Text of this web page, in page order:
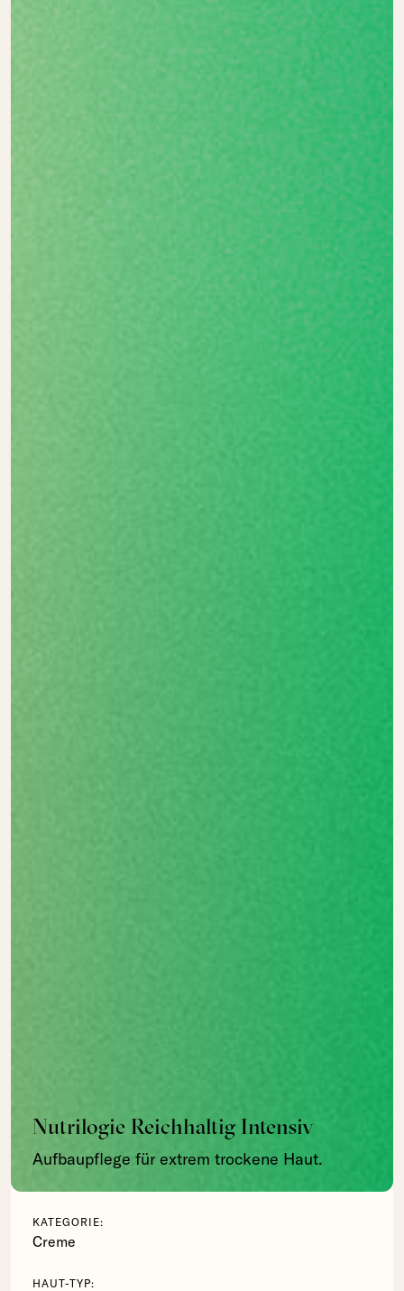
Nutrilogie Reichhaltig Intensiv
Aufbaupflege für extrem trockene Haut.
KATEGORIE:
Creme
HAUT-TYP: